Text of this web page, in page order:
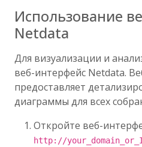
Использование
Netdata
Для визуализации и
веб-интерфейс Netdata.
предоставляет
диаграммы для всех
Откройте веб-
http://